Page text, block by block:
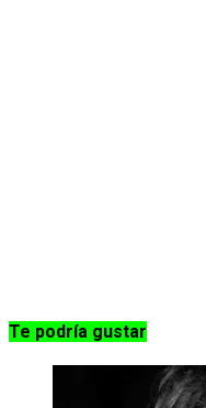
Te podría gustar